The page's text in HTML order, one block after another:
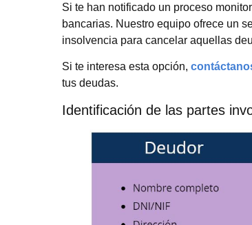
Si te han notificado un proceso
bancarias. Nuestro equipo ofrece un
insolvencia para cancelar aquellas
Si te interesa esta opción,
tus deudas.
Identificación de las partes